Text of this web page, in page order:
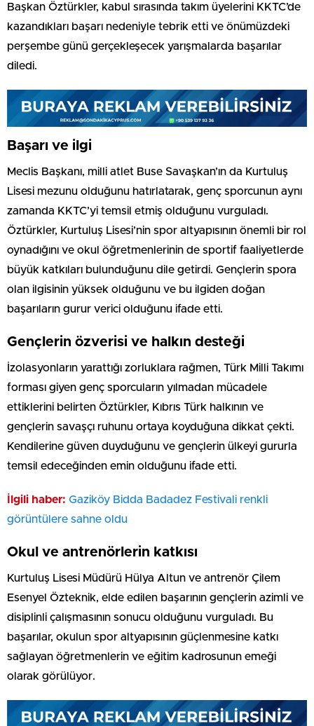
Başkan Öztürkler, kabul sırasında takım üyelerini KKTC’de
kazandıkları başarı nedeniyle tebrik etti ve önümüzdeki
perşembe günü gerçekleşecek yarışmalarda başarılar
diledi.
Başarı ve ilgi
Meclis Başkanı, milli atlet Buse Savaşkan’ın da Kurtuluş
Lisesi mezunu olduğunu hatırlatarak, genç sporcunun aynı
zamanda KKTC’yi temsil etmiş olduğunu vurguladı.
Öztürkler, Kurtuluş Lisesi’nin spor altyapısının önemli bir rol
oynadığını ve okul öğretmenlerinin de sportif faaliyetlerde
büyük katkıları bulunduğunu dile getirdi. Gençlerin spora
olan ilgisinin yüksek olduğunu ve bu ilgiden doğan
başarıların gurur verici olduğunu ifade etti.
Gençlerin özverisi ve halkın desteği
İzolasyonların yarattığı zorluklara rağmen, Türk Milli Takımı
forması giyen genç sporcuların yılmadan mücadele
ettiklerini belirten Öztürkler, Kıbrıs Türk halkının ve
gençlerin savaşçı ruhunu ortaya koyduğuna dikkat çekti.
Kendilerine güven duyduğunu ve gençlerin ülkeyi gururla
temsil edeceğinden emin olduğunu ifade etti.
İlgili haber: Gaziköy Bidda Badadez Festivali renkli
görüntülere sahne oldu
Okul ve antrenörlerin katkısı
Kurtuluş Lisesi Müdürü Hülya Altun ve antrenör Çilem
Esenyel Özteknik, elde edilen başarının gençlerin azimli ve
disiplinli çalışmasının sonucu olduğunu vurguladı. Bu
başarılar, okulun spor altyapısının güçlenmesine katkı
sağlayan öğretmenlerin ve eğitim kadrosunun emeği
olarak görülüyor.